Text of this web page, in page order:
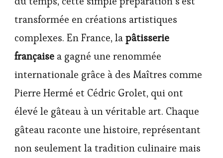
transformée en créations artistiques
complexes. En France, lapâtisserie
française a gagné une renommée
internationale grâce à des Maîtres comme
Pierre Hermé et Cédric Grolet, qui ont
élevé le gâteau à un véritable art. Chaque
gâteau raconte une histoire, représentant
non seulement la tradition culinaire mais